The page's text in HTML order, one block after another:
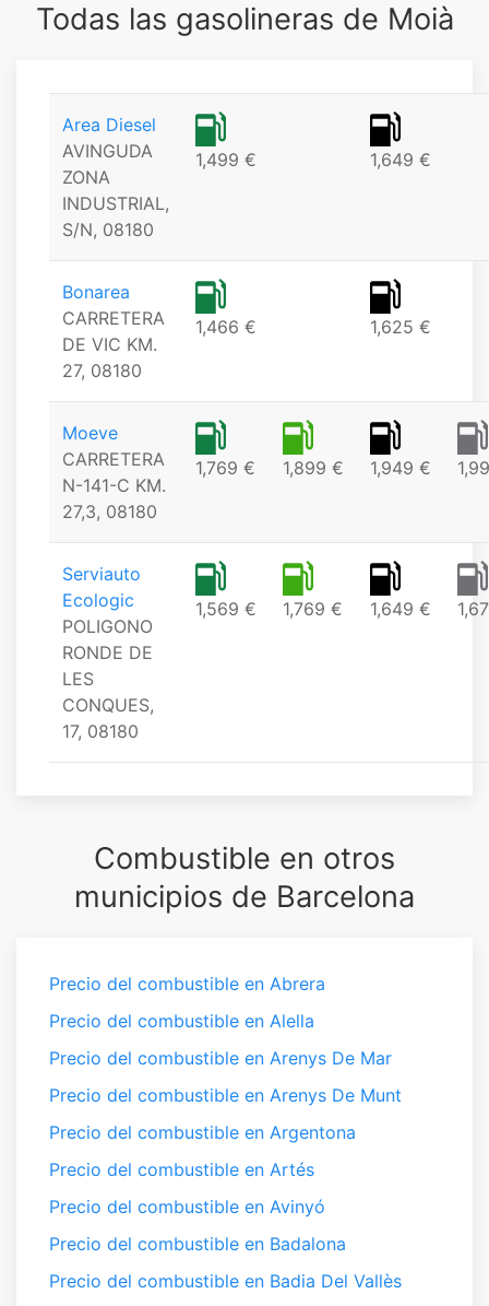
Todas las gasolineras de Moià
Area Diesel
AVINGUDA
ZONA
INDUSTRIAL,
S/N, 08180
1,499 € 1,649 €
Bonarea
CARRETERA
DE VIC KM.
27, 08180
1,466 € 1,625 €
Moeve
CARRETERA
N-141-C KM.
27,3, 08180
1,769 € 1,899 € 1,949 €
Serviauto
Ecologic
POLIGONO
RONDE DE
LES
CONQUES,
17, 08180
1,569 € 1,769 € 1,649 €
Combustible en otros
municipios de Barcelona
Precio del combustible en Abrera
Precio del combustible en Alella
Precio del combustible en Arenys De Mar
Precio del combustible en Arenys De Munt
Precio del combustible en Argentona
Precio del combustible en Artés
Precio del combustible en Avinyó
Precio del combustible en Badalona
Precio del combustible en Badia Del Vallès